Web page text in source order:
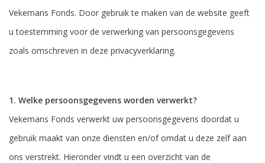
Vekemans Fonds. Door gebruik te maken van de website geeft
u toestemming voor de verwerking van persoonsgegevens
zoals omschreven in deze privacyverklaring.
1. Welke persoonsgegevens worden verwerkt?
Vekemans Fonds verwerkt uw persoonsgegevens doordat u
gebruik maakt van onze diensten en/of omdat u deze zelf aan
ons verstrekt. Hieronder vindt u een overzicht van de